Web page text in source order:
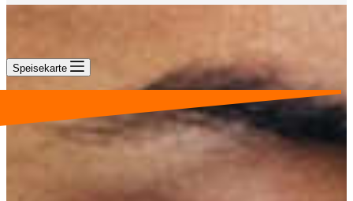
Speisekarte